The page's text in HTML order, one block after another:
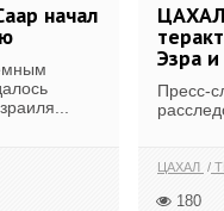
начал ЦАХАЛ
Эзра
Пресс-
ЦАХАЛ
180